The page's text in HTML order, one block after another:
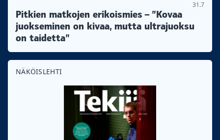
31.7
Pitkien matkojen erikoismies – ”Kovaa
juokseminen on kivaa, mutta ultrajuoksu
on taidetta”
NÄKÖISLEHTI